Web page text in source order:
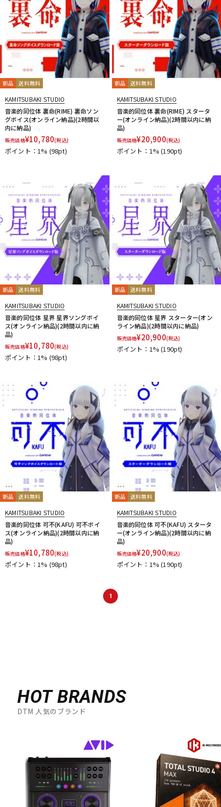
新品 送料無料
KAMITSUBAKI STUDIO
音楽的同位体 裏命(RIME) 裏命ソン
グボイス(オンライン納品)(2時間以
内に納品)
販売価格¥10,780(税込)
ポイント：1% (98pt)
新品 送料無料
KAMITSUBAKI STUDIO
音楽的同位体 裏命(RIME) スタータ
ー(オンライン納品)(2時間以内に納
品)
販売価格¥20,900(税込)
ポイント：1%(190pt)
新品 送料無料
KAMITSUBAKI STUDIO
音楽的同位体 星界 星界ソングボイ
ス(オンライン納品)(2時間以内に納
品)
販売価格¥10,780(税込)
ポイント：1% (98pt)
新品 送料無料
KAMITSUBAKI STUDIO
音楽的同位体 星界 スターター(オン
ライン納品)(2時間以内に納品)
販売価格¥20,900(税込)
ポイント：1%(190pt)
新品 送料無料
KAMITSUBAKI STUDIO
音楽的同位体 可不(KAFU) 可不ボイ
ス(オンライン納品)(2時間以内に納
品)
販売価格¥10,780(税込)
ポイント：1% (98pt)
新品 送料無料
KAMITSUBAKI STUDIO
音楽的同位体 可不(KAFU) スタータ
ー(オンライン納品)(2時間以内に納
品)
販売価格¥20,900(税込)
ポイント：1%(190pt)
1
HOT BRANDS
DTM 人気のブランド